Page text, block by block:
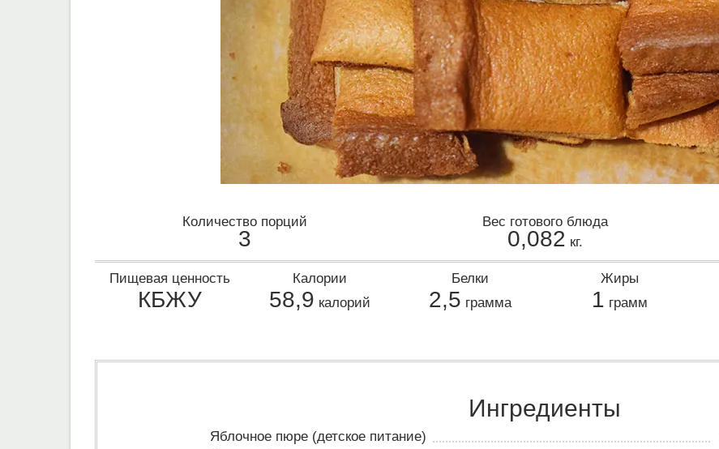
Количество порций
3
Вес готового блюда
0,082 кг.
Пищевая ценность
КБЖУ
Калории
58,9 калорий
Белки
2,5 грамма
Жиры
1 грамм
Ингредиенты
Яблочное пюре (детское питание)